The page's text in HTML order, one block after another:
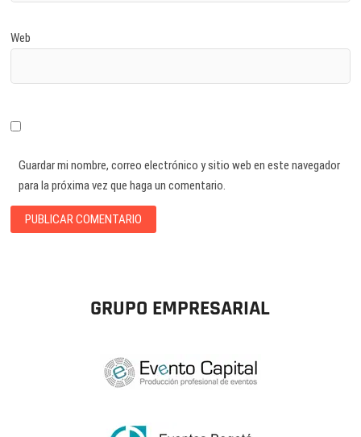
Web
Guardar mi nombre, correo electrónico y sitio web en este navegador
para la próxima vez que haga un comentario.
GRUPO EMPRESARIAL